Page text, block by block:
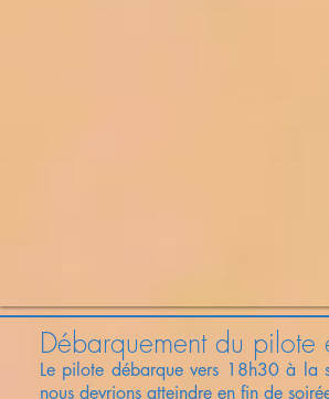
Débarquement du
Le pilote débarque vers 18h30 à
nous devrions atteindre en fin de